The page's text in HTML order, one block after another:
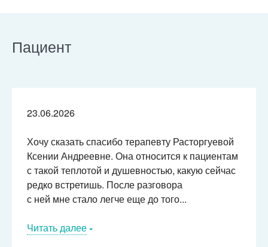
Пациент
23.06.2026
Хочу сказать спасибо терапевту Расторгуевой
Ксении Андреевне. Она относится к пациентам
с такой теплотой и душевностью, какую сейчас
редко встретишь. После разговора
с ней мне стало легче еще до того...
Читать далее